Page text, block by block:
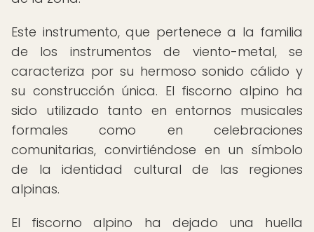
Este instrumento, que pertenece a la familia
de los instrumentos de viento-metal, se
caracteriza por su hermoso sonido cálido y
su construcción única. El fiscorno alpino ha
sido utilizado tanto en entornos musicales
formales como en celebraciones
comunitarias, convirtiéndose en un símbolo
de la identidad cultural de las regiones
alpinas.
El fiscorno alpino ha dejado una huella